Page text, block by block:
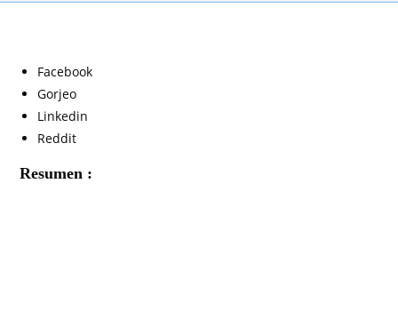
Facebook
Gorjeo
Linkedin
Reddit
Resumen :